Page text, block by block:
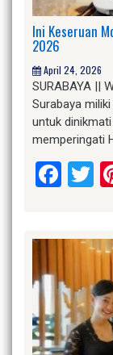
Ini Keseruan
2026
April 24, 2026
SURABAYA ||
Surabaya
untuk
memperingati